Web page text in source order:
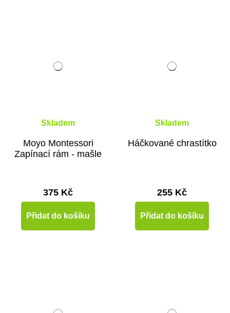
Skladem
Moyo Montessori
Zapínací rám - mašle
375 Kč
Přidat do košíku
Skladem
Háčkované chrastítko
255 Kč
Přidat do košíku